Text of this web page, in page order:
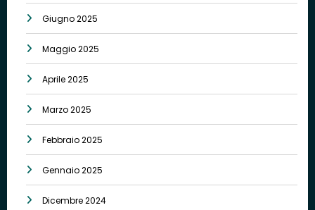
Giugno 2025
Maggio 2025
Aprile 2025
Marzo 2025
Febbraio 2025
Gennaio 2025
Dicembre 2024